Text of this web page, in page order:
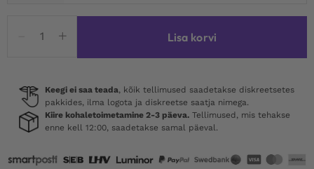
Luiza
kogus
Lisa korvi
Keegi ei saa teada, kõik tellimused saadetakse diskreetsetes
pakkides, ilma logota ja diskreetse saatja nimega.
Kiire kohaletoimetamine 2-3 päeva. Tellimused, mis tehakse
enne kell 12:00, saadetakse samal päeval.